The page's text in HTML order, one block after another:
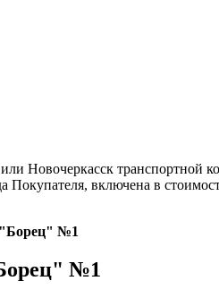
или Новочеркасск
включена в
"Борец" №1
№1